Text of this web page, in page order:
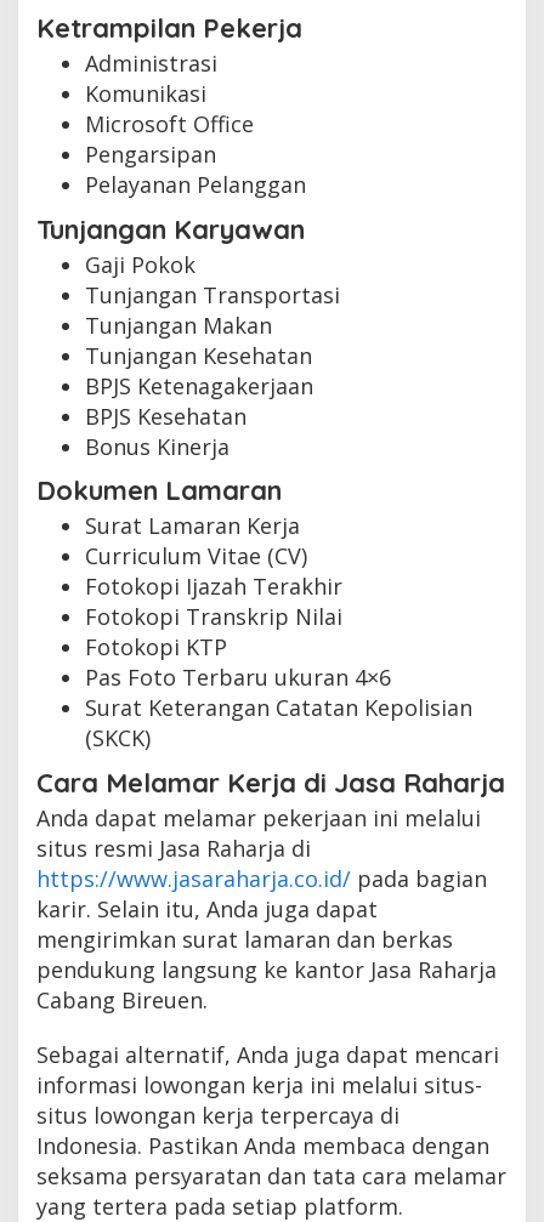
Ketrampilan Pekerja
Administrasi
Komunikasi
Microsoft Office
Pengarsipan
Pelayanan Pelanggan
Tunjangan Karyawan
Gaji Pokok
Tunjangan Transportasi
Tunjangan Makan
Tunjangan Kesehatan
BPJS Ketenagakerjaan
BPJS Kesehatan
Bonus Kinerja
Dokumen Lamaran
Surat Lamaran Kerja
Curriculum Vitae (CV)
Fotokopi Ijazah Terakhir
Fotokopi Transkrip Nilai
Fotokopi KTP
Pas Foto Terbaru ukuran 4×6
Surat Keterangan Catatan Kepolisian
(SKCK)
Cara Melamar Kerja di Jasa Raharja
Anda dapat melamar pekerjaan ini melalui
situs resmi Jasa Raharja di
https://www.jasaraharja.co.id/ pada bagian
karir. Selain itu, Anda juga dapat
mengirimkan surat lamaran dan berkas
pendukung langsung ke kantor Jasa Raharja
Cabang Bireuen.
Sebagai alternatif, Anda juga dapat mencari
informasi lowongan kerja ini melalui situs-
situs lowongan kerja terpercaya di
Indonesia. Pastikan Anda membaca dengan
seksama persyaratan dan tata cara melamar
yang tertera pada setiap platform.